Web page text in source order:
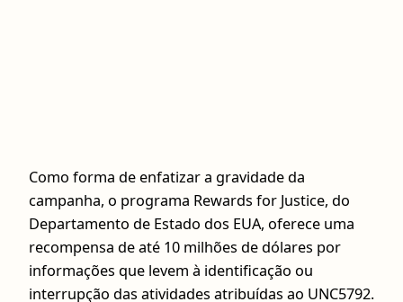
Como forma de enfatizar a gravidade da
campanha, o programa Rewards for Justice, do
Departamento de Estado dos EUA, oferece uma
recompensa de até 10 milhões de dólares por
informações que levem à identificação ou
interrupção das atividades atribuídas ao UNC5792.